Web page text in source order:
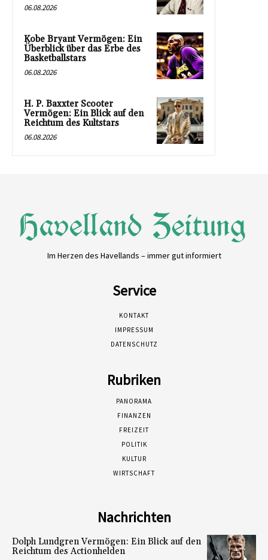
06.08.2026
Kobe Bryant Vermögen: Ein
Überblick über das Erbe des
Basketballstars
06.08.2026
H. P. Baxxter Scooter
Vermögen: Ein Blick auf den
Reichtum des Kultstars
06.08.2026
Im Herzen des Havellands – immer gut informiert
Service
KONTAKT
IMPRESSUM
DATENSCHUTZ
Rubriken
PANORAMA
FINANZEN
FREIZEIT
POLITIK
KULTUR
WIRTSCHAFT
Nachrichten
Dolph Lundgren Vermögen: Ein Blick auf den
Reichtum des Actionhelden